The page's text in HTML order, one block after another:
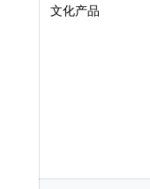
文化产品